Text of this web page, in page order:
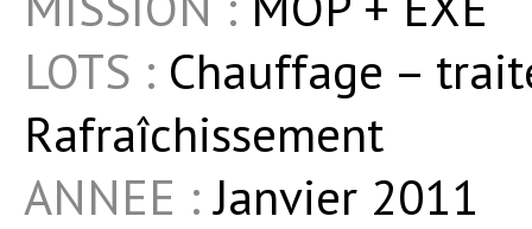
LOTS : Chauffage –
Rafraîchissement
ANNEE :Janvier 2011